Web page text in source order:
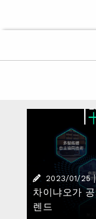
2023/01/25 |
차이냐오가
렌드